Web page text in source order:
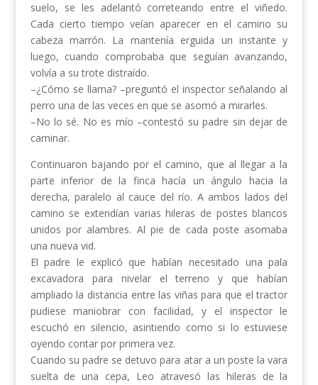
suelo, se les adelantó correteando entre el viñedo.
Cada cierto tiempo veían aparecer en el camino su
cabeza marrón. La mantenía erguida un instante y
luego, cuando comprobaba que seguían avanzando,
volvía a su trote distraído.
–¿Cómo se llama? –preguntó el inspector señalando al
perro una de las veces en que se asomó a mirarles.
–No lo sé. No es mío –contestó su padre sin dejar de
caminar.
Continuaron bajando por el camino, que al llegar a la
parte inferior de la finca hacía un ángulo hacia la
derecha, paralelo al cauce del río. A ambos lados del
camino se extendían varias hileras de postes blancos
unidos por alambres. Al pie de cada poste asomaba
una nueva vid.
El padre le explicó que habían necesitado una pala
excavadora para nivelar el terreno y que habían
ampliado la distancia entre las viñas para que el tractor
pudiese maniobrar con facilidad, y el inspector le
escuchó en silencio, asintiendo como si lo estuviese
oyendo contar por primera vez.
Cuando su padre se detuvo para atar a un poste la vara
suelta de una cepa, Leo atravesó las hileras de la